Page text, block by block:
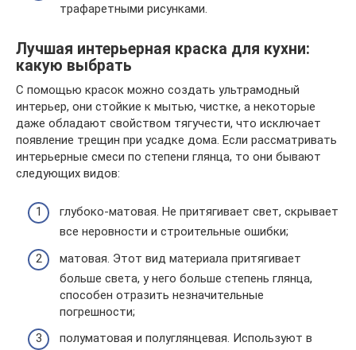
трафаретными рисунками.
Лучшая интерьерная краска для кухни:
какую выбрать
С помощью красок можно создать ультрамодный
интерьер, они стойкие к мытью, чистке, а некоторые
даже обладают свойством тягучести, что исключает
появление трещин при усадке дома. Если рассматривать
интерьерные смеси по степени глянца, то они бывают
следующих видов:
глубоко-матовая. Не притягивает свет, скрывает
все неровности и строительные ошибки;
матовая. Этот вид материала притягивает
больше света, у него больше степень глянца,
способен отразить незначительные
погрешности;
полуматовая и полуглянцевая. Используют в